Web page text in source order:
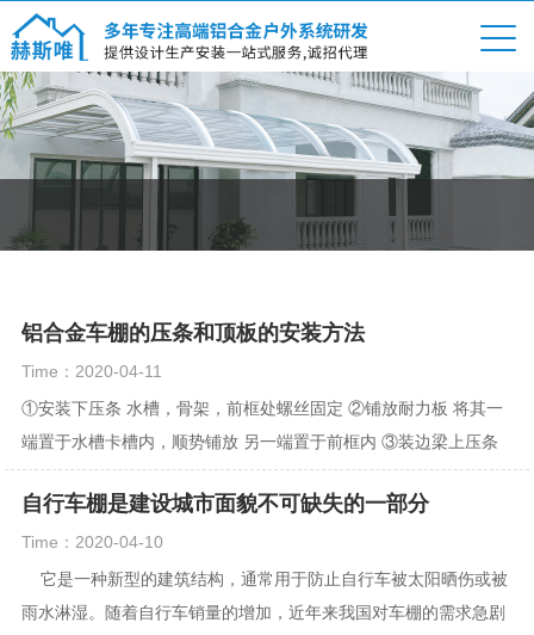
铝合金车棚的压条和顶板的安装方法
Time：2020-04-11
①安装下压条 水槽，骨架，前框处螺丝固定 ②铺放耐力板 将其一
端置于水槽卡槽内，顺势铺放 另一端置于前框内 ③装边梁上压条
&...
自行车棚是建设城市面貌不可缺失的一部分
Time：2020-04-10
它是一种新型的建筑结构，通常用于防止自行车被太阳晒伤或被
雨水淋湿。随着自行车销量的增加，近年来我国对车棚的需求急剧